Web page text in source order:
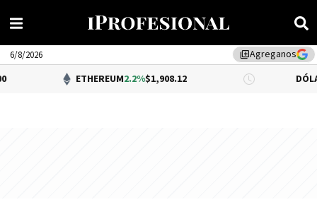
library_addAgreganos
6/8/2026
2.2%$1,908.12 DÓLAR BNA 0.34%